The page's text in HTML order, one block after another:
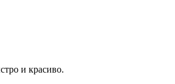
и красиво.